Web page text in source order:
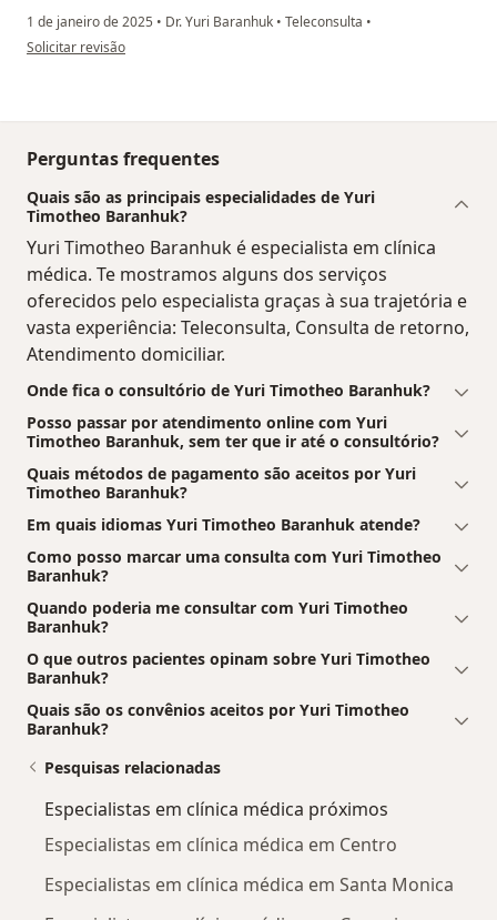
1 de janeiro de 2025 • Dr. Yuri Baranhuk • Teleconsulta •
na opinião do utilizador J.M.R.E
Solicitar revisão
Perguntas frequentes
Quais são as principais especialidades de Yuri
Timotheo Baranhuk?
Yuri Timotheo Baranhuk é especialista em clínica
médica. Te mostramos alguns dos serviços
oferecidos pelo especialista graças à sua trajetória e
vasta experiência: Teleconsulta, Consulta de retorno,
Atendimento domiciliar.
Onde fica o consultório de Yuri Timotheo Baranhuk?
Posso passar por atendimento online com Yuri
Timotheo Baranhuk, sem ter que ir até o consultório?
Quais métodos de pagamento são aceitos por Yuri
Timotheo Baranhuk?
Em quais idiomas Yuri Timotheo Baranhuk atende?
Como posso marcar uma consulta com Yuri Timotheo
Baranhuk?
Quando poderia me consultar com Yuri Timotheo
Baranhuk?
O que outros pacientes opinam sobre Yuri Timotheo
Baranhuk?
Quais são os convênios aceitos por Yuri Timotheo
Baranhuk?
Pesquisas relacionadas
Especialistas em clínica médica próximos
Especialistas em clínica médica em Centro
Especialistas em clínica médica em Santa Monica